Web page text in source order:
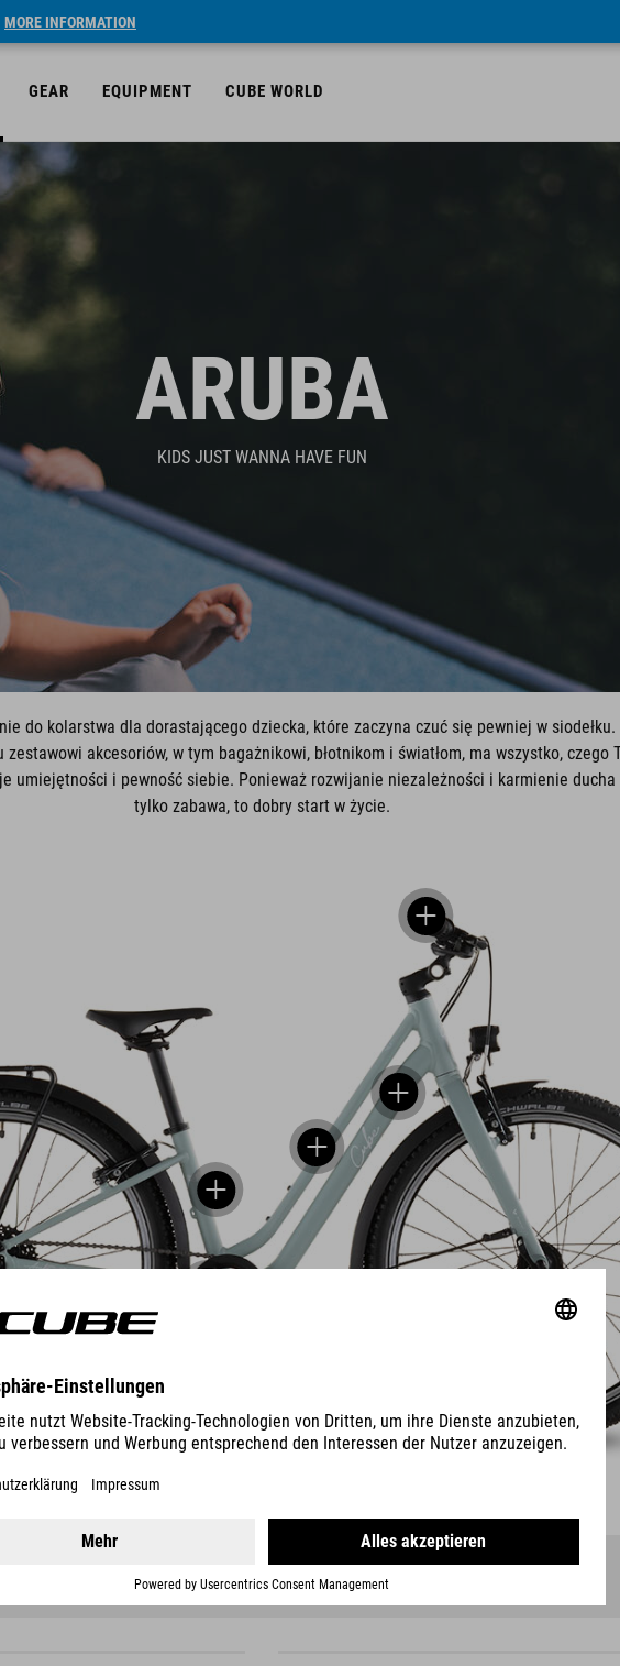
MORE INFORMATION
GEAR EQUIPMENT CUBE WORLD
ARUBA
KIDS JUST WANNA HAVE FUN
do kolarstwa dla dorastającego dziecka, które zaczyna czuć się pewniej w
zestawowi akcesoriów, w tym bagażnikowi, błotnikom i światłom, ma wszystko, czego
umiejętności i pewność siebie. Ponieważ rozwijanie niezależności i karmienie
tylko zabawa, to dobry start w życie.